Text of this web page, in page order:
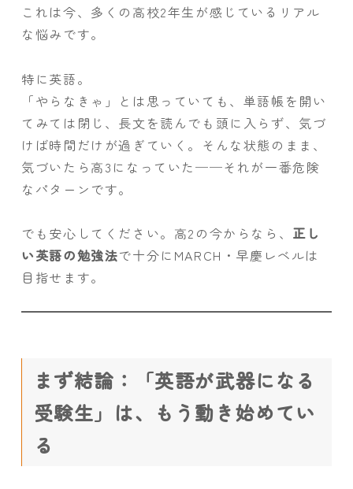
これは今、多くの高校2年生が感じているリアル
な悩みです。
特に英語。
「やらなきゃ」とは思っていても、単語帳を開い
てみては閉じ、長文を読んでも頭に入らず、気づ
けば時間だけが過ぎていく。そんな状態のまま、
気づいたら高3になっていた──それが一番危険
なパターンです。
でも安心してください。高2の今からなら、 正し
い英語の勉強法で十分にMARCH・早慶レベルは
目指せます。
まず結論：「英語が武器になる
受験生」は、もう動き始めてい
る